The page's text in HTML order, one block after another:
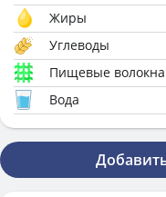
Жиры
Углеводы
Пищевые волокна
Вода